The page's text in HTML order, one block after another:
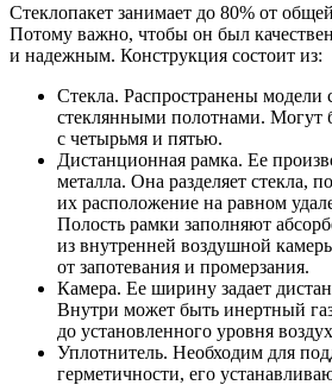
Стеклопакет занимает до 80% от
Потому важно, чтобы он был
и надежным. Конструкция состоит из:
Стекла. Распространены модели
стеклянными полотнами. Могут
с четырьмя и пятью.
Дистанционная рамка. Ее
металла. Она разделяет стекла,
их расположение на равном
Полость рамки заполняют
из внутренней воздушной
от запотевания и промерзания.
Камера. Ее ширину задает
Внутри может быть инертный
до установленного уровня
Уплотнитель. Необходим для
герметичности, его